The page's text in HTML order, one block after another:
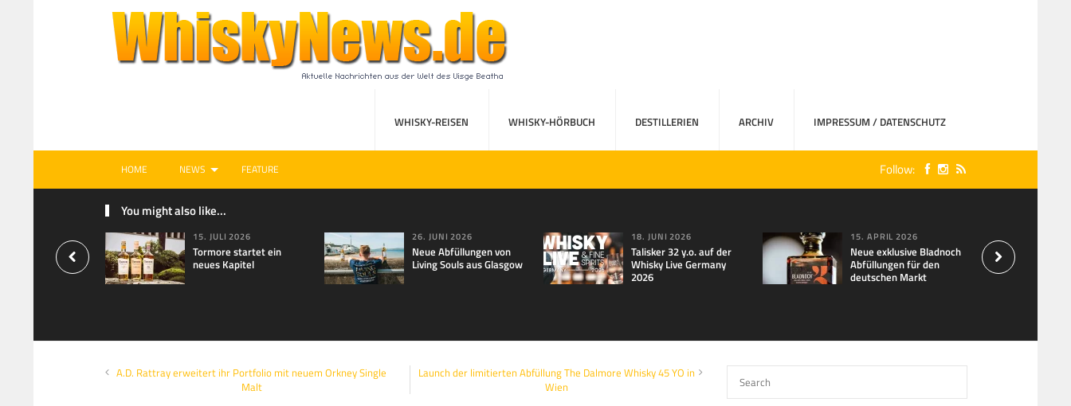
WHISKY-REISEN WHISKY-HÖRBUCH DESTILLERIEN ARCHIV IMPRESSUM / DATENSCHUTZ
HOME NEWS FEATURE Follow:
You might also like...
15. JULI 2026
Tormore startet ein
neues Kapitel
26. JUNI 2026
Neue Abfüllungen von
Living Souls aus Glasgow
18. JUNI 2026
Talisker 32 y.o. auf der
Whisky Live Germany
2026
15. APRIL 2026
Neue exklusive Bladnoch
Abfüllungen für den
deutschen Markt
A.D. Rattray erweitert ihr Portfolio mit neuem Orkney Single
Malt
Launch der limitierten Abfüllung The Dalmore Whisky 45 YO in
Wien